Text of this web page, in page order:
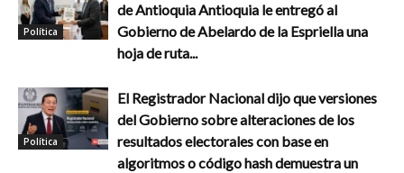
Política
de Antioquia Antioquia le entregó al
Gobierno de Abelardo de la Espriella una
hoja de ruta...
Política
El Registrador Nacional dijo que versiones
del Gobierno sobre alteraciones de los
resultados electorales con base en
algoritmos o código hash demuestra un